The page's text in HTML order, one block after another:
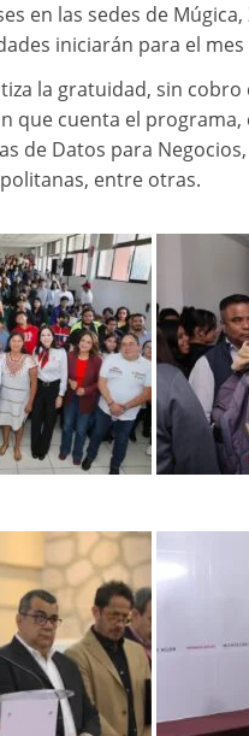
en las sedes de
iniciarán para el
la gratuidad, sin
que cuenta el
de Datos para
entre otras.